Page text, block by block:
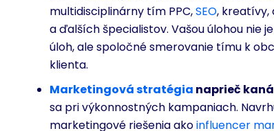
multidisciplinárny tím PPC,SEO, kreatívy,
a ďalších špecialistov. Vašou úlohou nie
úloh, ale spoločné smerovanie tímu k
klienta.
Marketingová stratégia naprieč
sa pri výkonnostných kampaniach.
marketingové riešenia akoinfluencer